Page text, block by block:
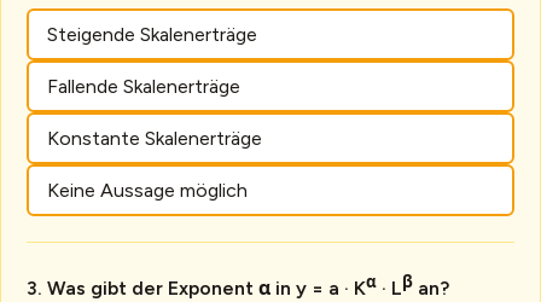
Steigende Skalenerträge
Fallende Skalenerträge
Konstante Skalenerträge
Keine Aussage möglich
Was gibt der Exponent α in y = a · Kα · Lβ an?